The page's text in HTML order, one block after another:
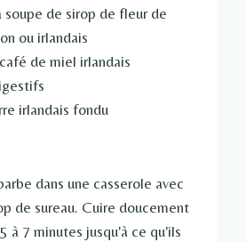
soupe de sirop de fleur de
ou irlandais
de miel irlandais
irlandais fondu
dans une casserole avec
de sureau. Cuire doucement
à 7 minutes jusqu'à ce qu'ils